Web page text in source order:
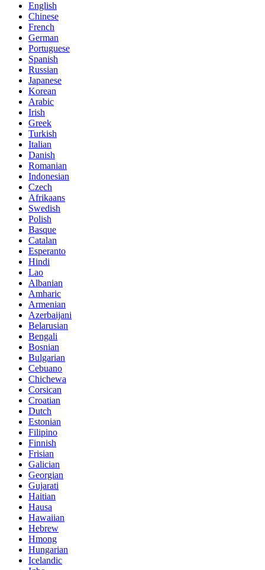
English
Chinese
French
German
Portuguese
Spanish
Russian
Japanese
Korean
Arabic
Irish
Greek
Turkish
Italian
Danish
Romanian
Indonesian
Czech
Afrikaans
Swedish
Polish
Basque
Catalan
Esperanto
Hindi
Lao
Albanian
Amharic
Armenian
Azerbaijani
Belarusian
Bengali
Bosnian
Bulgarian
Cebuano
Chichewa
Corsican
Croatian
Dutch
Estonian
Filipino
Finnish
Frisian
Galician
Georgian
Gujarati
Haitian
Hausa
Hawaiian
Hebrew
Hmong
Hungarian
Icelandic